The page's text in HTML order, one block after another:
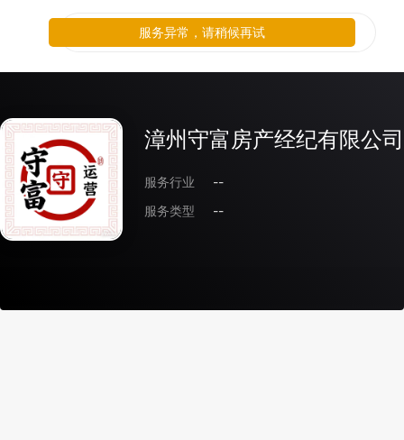
漳州守富房产经纪有限公司
服务行业
--
服务类型
--
服务异常，请稍候再试